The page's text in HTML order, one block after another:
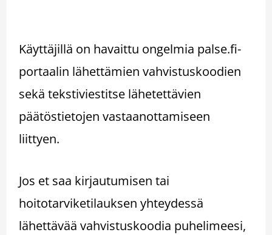
Käyttäjillä on havaittu ongelmia palse.fi-
portaalin lähettämien vahvistuskoodien
sekä tekstiviestitse lähetettävien
päätöstietojen vastaanottamiseen
liittyen.
Jos et saa kirjautumisen tai
hoitotarviketilauksen yhteydessä
lähettävää vahvistuskoodia puhelimeesi,